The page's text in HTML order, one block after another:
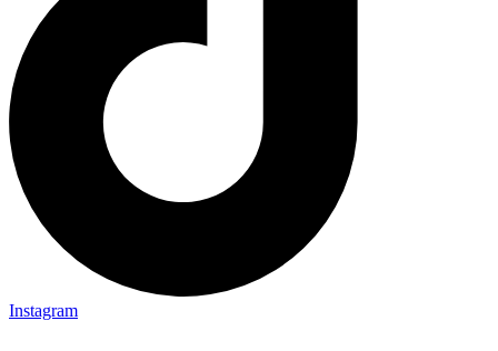
Instagram